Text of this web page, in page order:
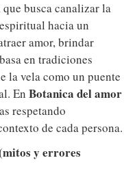
busca canalizar la
hacia un
amor, brindar
en tradiciones
la vela como un puente
En Botanica del amor
respetando
de cada persona.
y errores